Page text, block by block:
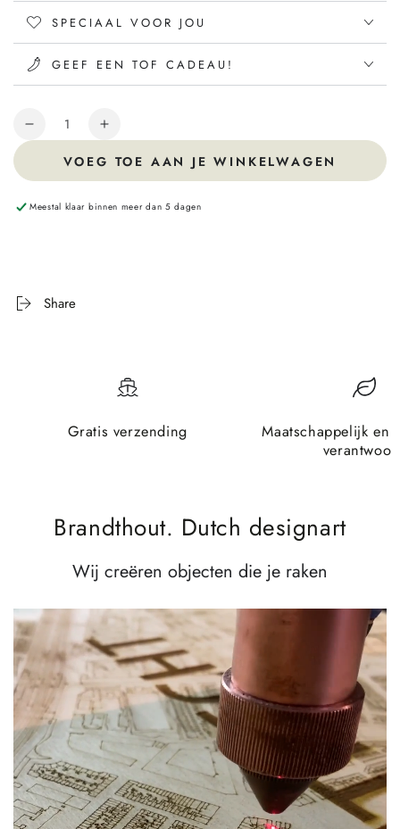
SPECIAAL VOOR JOU
GEEF EEN TOF CADEAU!
Hoeveelheid
VOEG TOE AAN JE WINKELWAGEN
Meestal klaar binnen meer dan 5 dagen
Share
Gratis verzending
Maatschappelijk en
Brandthout. Dutch designart
Wij creëren objecten die je raken